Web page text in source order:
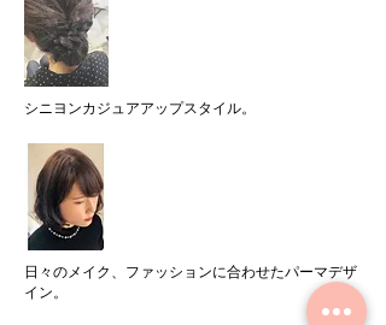
シニヨンカジュアアップスタイル。
日々のメイク、ファッションに合わせたパーマデザ
イン。